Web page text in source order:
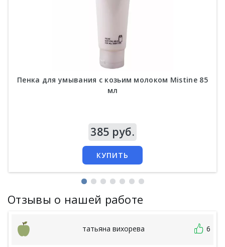
Пенка для умывания с козьим молоком Mistine 85
мл
385 руб.
КУПИТЬ
Отзывы о нашей работе
татьяна вихорева 6